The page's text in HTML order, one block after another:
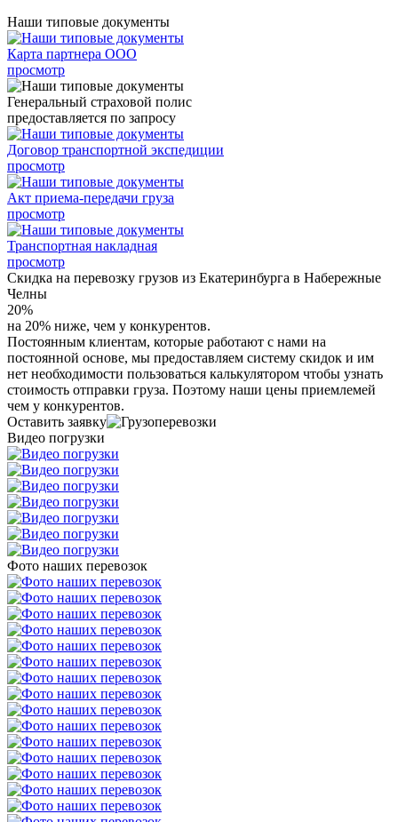
Наши типовые документы
Карта партнера ООО
просмотр
Генеральный страховой полис
предоставляется по запросу
Договор транспортной экспедиции
просмотр
Акт приема-передачи груза
просмотр
Транспортная накладная
просмотр
Скидка на перевозку грузов из Екатеринбурга в Набережные
Челны
20%
на 20% ниже, чем у конкурентов.
Постоянным клиентам, которые работают с нами на
постоянной основе, мы предоставляем систему скидок и им
нет необходимости пользоваться калькулятором чтобы узнать
стоимость отправки груза. Поэтому наши цены приемлемей
чем у конкурентов.
Оставить заявку
Видео погрузки
Фото наших перевозок